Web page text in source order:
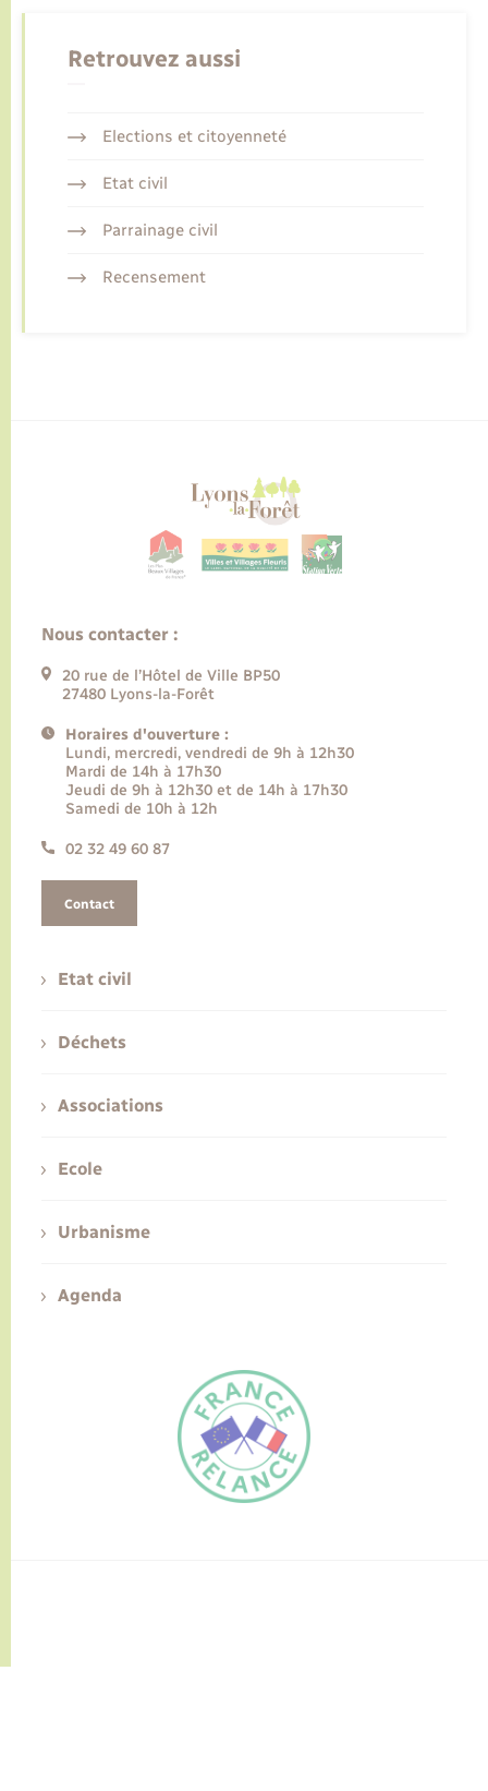
FR
Retrouvez aussi
Elections et citoyenneté
Etat civil
Parrainage civil
Recensement
Nous contacter :
20 rue de l’Hôtel de Ville BP50
27480 Lyons-la-Forêt
Horaires d'ouverture :
Lundi, mercredi, vendredi de 9h à 12h30
Mardi de 14h à 17h30
Jeudi de 9h à 12h30 et de 14h à 17h30
Samedi de 10h à 12h
02 32 49 60 87
Contact
Etat civil
Déchets
Associations
Ecole
Urbanisme
Agenda